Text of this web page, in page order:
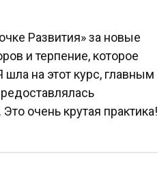
Развития» за новые
и терпение, которое
на этот курс, главным
очень крутая практика!